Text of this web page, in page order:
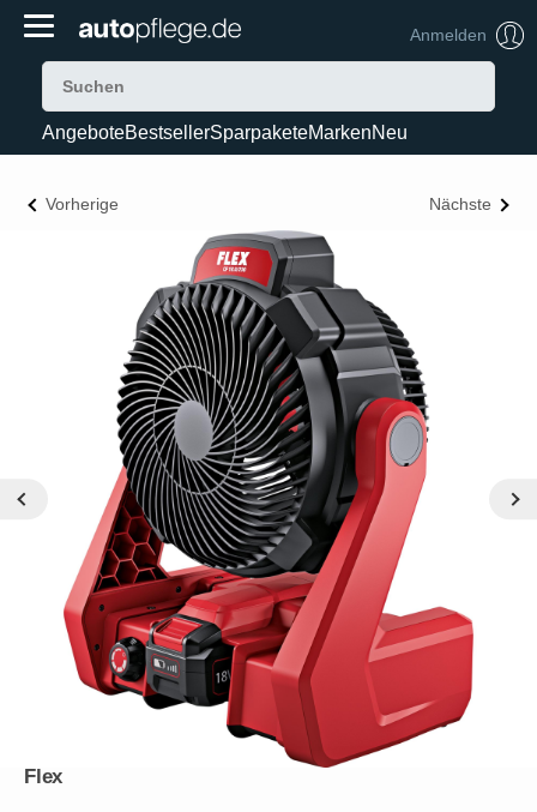
Anmelden
AngeboteBestsellerSparpaketeMarkenNeu
Vorherige Nächste
Flex